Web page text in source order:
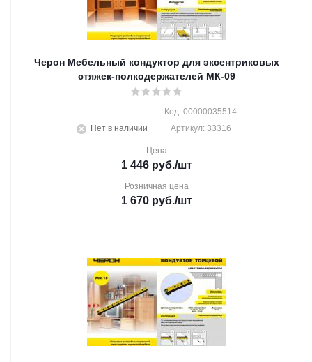
Черон Мебельный кондуктор для эксентриковых
стяжек-полкодержателей МК-09
Нет в наличии
Код: 00000035514
Артикул: 33316
Цена
1 446 руб./шт
Розничная цена
1 670 руб./шт